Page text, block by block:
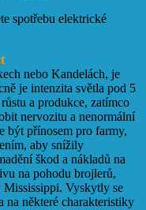
spotřebu elektrické
nebo Kandelách, je
je intenzita světla pod 5
a produkce, zatímco
nervozitu a nenormální
být přínosem pro farmy,
aby snížily
škod a nákladů na
na pohodu brojlerů,
Vyskytly se
na některé charakteristiky